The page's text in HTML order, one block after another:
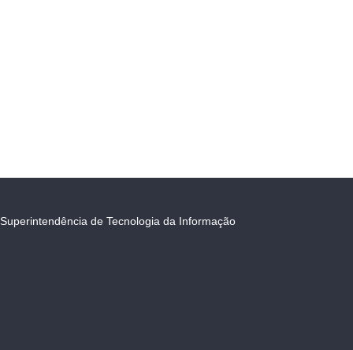
Superintendência de Tecnologia da Informação